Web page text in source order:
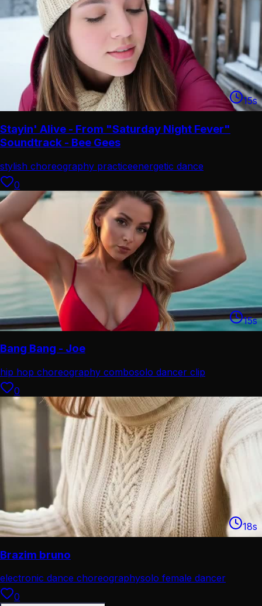
15s
Stayin' Alive - From "Saturday Night Fever"
Soundtrack - Bee Gees
stylish choreography practiceenergetic dance
performance
0
15s
Bang Bang - Joe
hip hop choreography combosolo dancer clip
0
18s
Brazim bruno
electronic dance choreographysolo female dancer
performance
0